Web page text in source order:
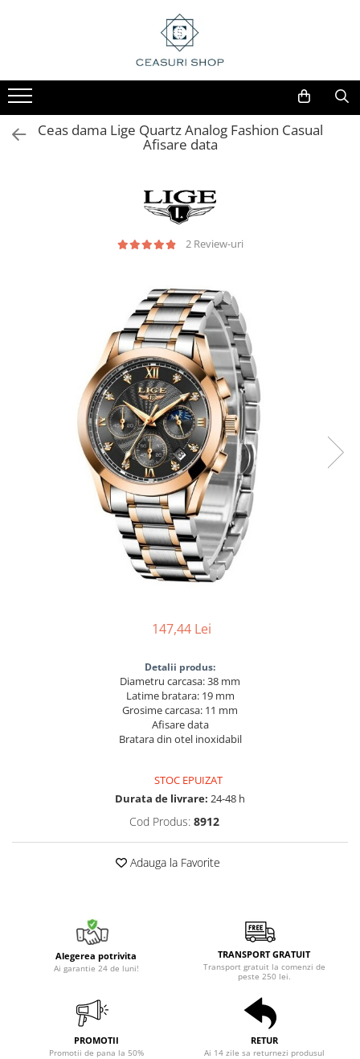
Ceas dama Lige Quartz Analog Fashion Casual
Afisare data
2 Review-uri
147,44 Lei
Detalii produs:
Diametru carcasa: 38 mm
Latime bratara: 19 mm
Grosime carcasa: 11 mm
Afisare data
Bratara din otel inoxidabil
STOC EPUIZAT
Durata de livrare: 24-48 h
Cod Produs: 8912
Adauga la Favorite
Alegerea potrivita
Ai garantie 24 de luni!
TRANSPORT GRATUIT
Transport gratuit la comenzi de
peste 250 lei.
PROMOTII
Promotii de pana la 50%
RETUR
Ai 14 zile sa returnezi produsul